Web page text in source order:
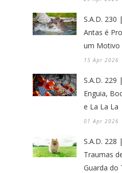
S.A.D. 230
Antas é
um Motivo
15 Apr 2026
S.A.D. 229
Enguia,
e La La La
01 Apr 2026
S.A.D. 228
Traumas
Guarda do